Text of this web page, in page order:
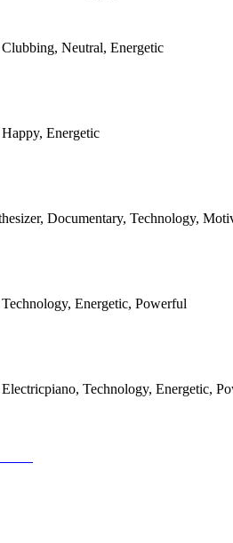
Neutral, Energetic
Energetic
Documentary, Technology,
Energetic, Powerful
Technology, Energetic,